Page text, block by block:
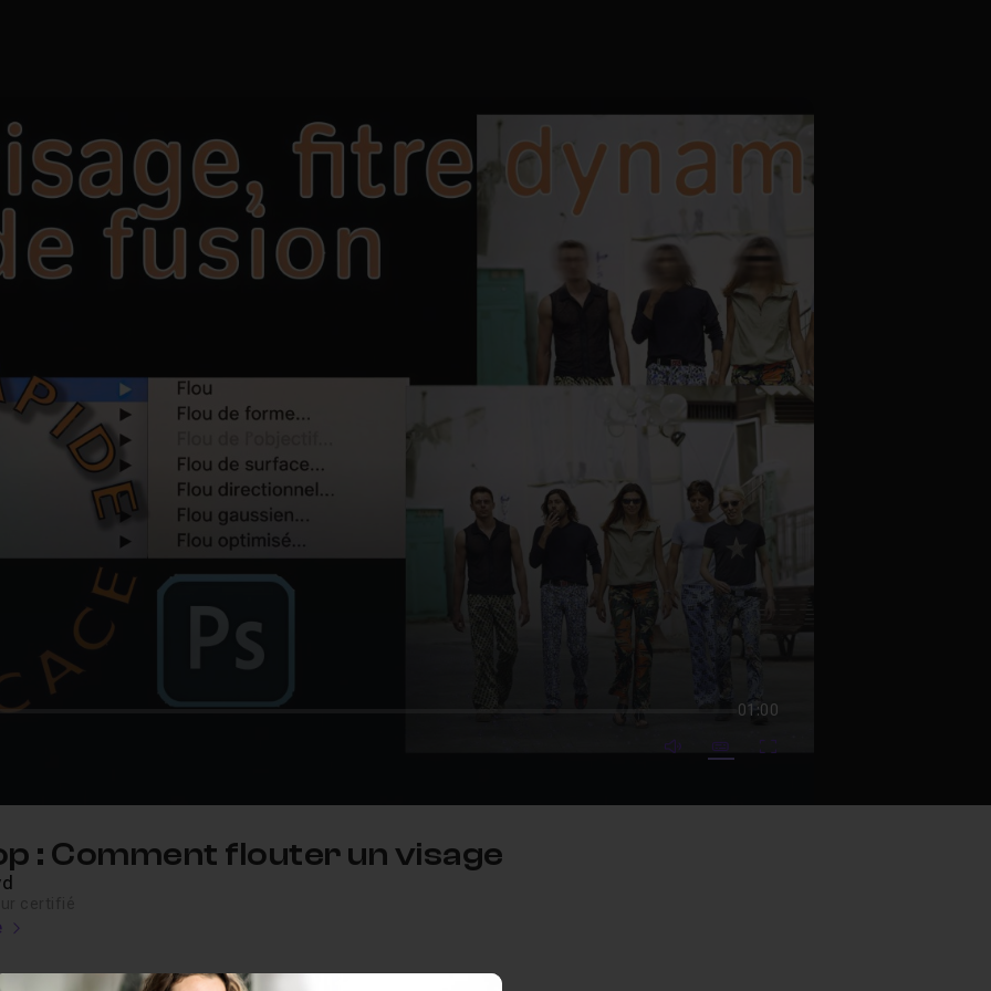
01:00
mute video
SubtitlesFullscreen
: Comment flouter un visage